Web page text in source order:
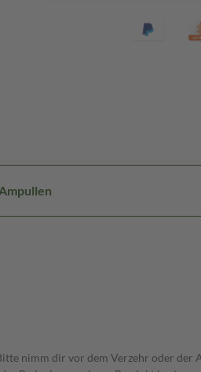
nimm dir vor dem Verzehr oder